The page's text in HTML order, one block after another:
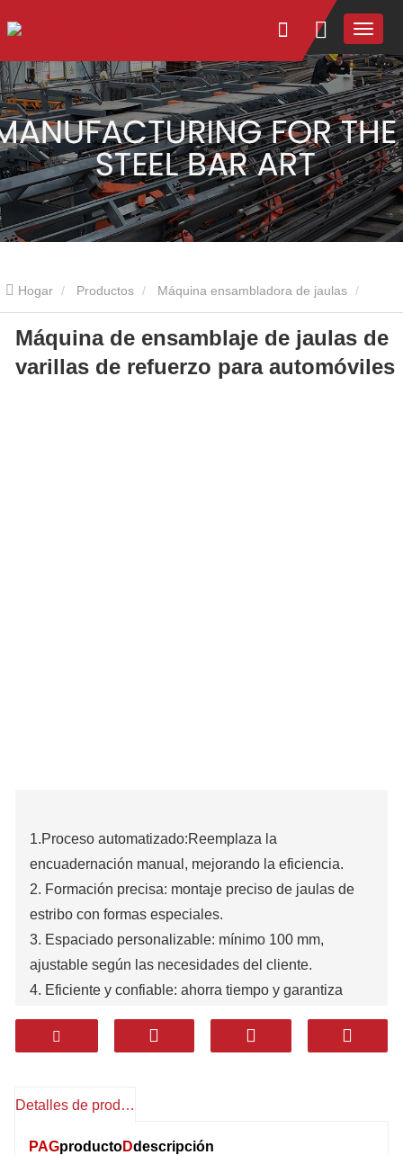
Hogar Productos Máquina ensambladora de jaulas
Máquina de ensamblaje de jaulas de varillas de refuerzo para
automóviles
Máquina de ensamblaje de jaulas de
varillas de refuerzo para automóviles
1.Proceso automatizado:Reemplaza la
encuadernación manual, mejorando la eficiencia.
2. Formación precisa: montaje preciso de jaulas de
estribo con formas especiales.
3. Espaciado personalizable: mínimo 100 mm,
ajustable según las necesidades del cliente.
4. Eficiente y confiable: ahorra tiempo y garantiza
Detalles de producto
PAGproductoDdescripción